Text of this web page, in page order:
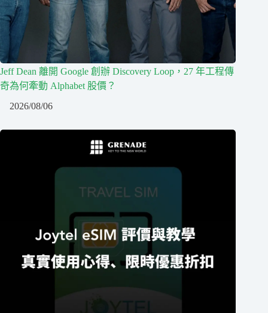
Jeff Dean 離開 Google 創辦 Discovery Loop，27 年工程傳
奇為何牽動 Alphabet 股價？
2026/08/06